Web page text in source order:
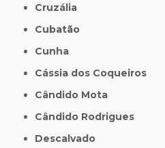
Cruzália
Cubatão
Cunha
Cássia dos Coqueiros
Cândido Mota
Cândido Rodrigues
Descalvado